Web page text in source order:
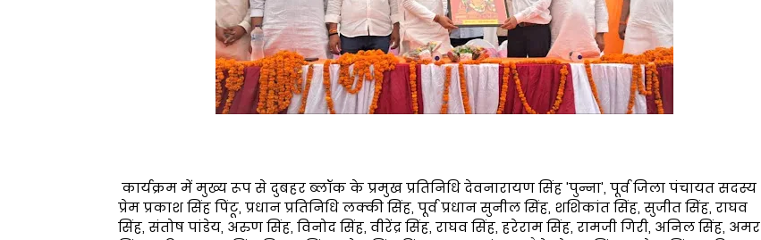
कार्यक्रम में मुख्य रूप से दुबहर ब्लॉक के प्रमुख प्रतिनिधि देवनारायण सिंह 'पुन्ना', पूर्व जिला पंचायत सदस्य
प्रेम प्रकाश सिंह पिंटू, प्रधान प्रतिनिधि लक्की सिंह, पूर्व प्रधान सुनील सिंह, शशिकांत सिंह, सुजीत सिंह, राघव
सिंह, संतोष पांडेय, अरुण सिंह, विनोद सिंह, वीरेंद्र सिंह, राघव सिंह, हरेराम सिंह, रामजी गिरी, अनिल सिंह, अमर